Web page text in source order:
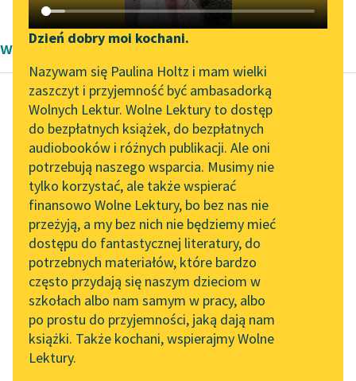
Katalog DAISY
Podkasty o książkach
Zgłoś brak utworu
Aktualności
„Prokurator Alicja Horn”
do słuchania
Byliśmy częścią AI Impact
Lab
Zapraszamy na spotkanie
online z tłumaczkami
literatury skandynawskiej
Spotkanie z Katarzyną
Tunkiel w Oslo
102. lata temu zmarł
Joseph Conrad
Narzędzia
Mapa Wolnych Lektur
Leśmianator
Przewodnik dla piszących i
czytających
API
OAI-PMH
Widget Wolnych Lektur
Przypisy
Dzień dobry moi kochani.
Nazywam się Paulina Holtz i mam wielki
zaszczyt i przyjemność być ambasadorką
Wolnych Lektur. Wolne Lektury to dostęp
do bezpłatnych książek, do bezpłatnych
audiobooków i różnych publikacji. Ale oni
potrzebują naszego wsparcia. Musimy nie
tylko korzystać, ale także wspierać
finansowo Wolne Lektury, bo bez nas nie
przeżyją, a my bez nich nie będziemy mieć
dostępu do fantastycznej literatury, do
potrzebnych materiałów, które bardzo
często przydają się naszym dzieciom w
szkołach albo nam samym w pracy, albo
po prostu do przyjemności, jaką dają nam
książki. Także kochani, wspierajmy Wolne
Lektury.
wiersze Aleksandra Kasprzak
Raban Nowakowskie
las/manless
kiedy umarł las
nie umiał płakać
kładł mi rękę na
kolanie i ściskał
mówiłam nie...
Czytaj więcej